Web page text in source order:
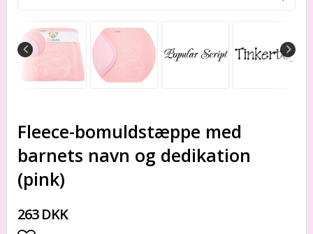
Fleece-bomuldstæppe med
barnets navn og dedikation
(pink)
263 DKK